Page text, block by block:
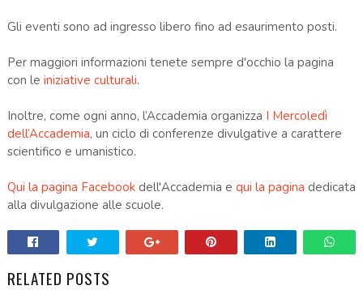
Gli eventi sono ad ingresso libero fino ad esaurimento posti.
Per maggiori informazioni tenete sempre d'occhio la pagina
con le iniziative culturali.
Inoltre, come ogni anno, l’Accademia organizza I Mercoledì
dell’Accademia, un ciclo di conferenze divulgative a carattere
scientifico e umanistico.
Qui la pagina Facebookdell'Accademia e qui la pagina dedicata
alla divulgazione alle scuole.
RELATED POSTS